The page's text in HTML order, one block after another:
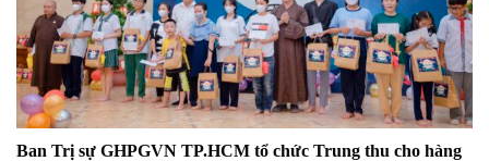
Ban Trị sự GHPGVN TP.HCM tổ chức Trung thu cho hàng